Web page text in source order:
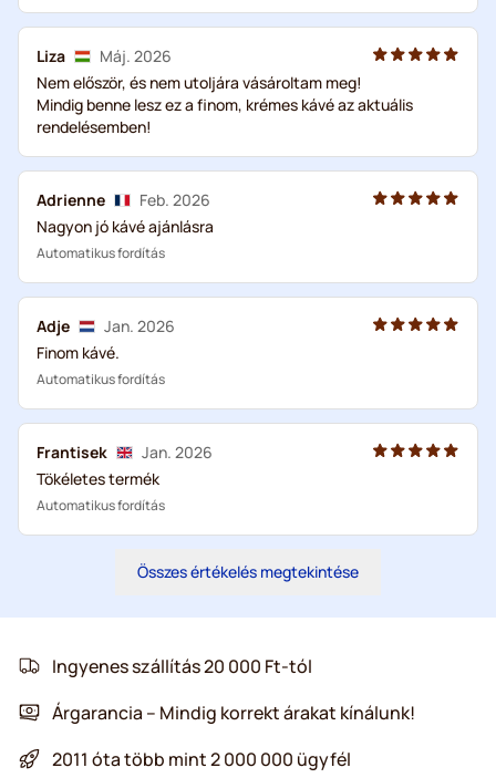
Liza
Máj. 2026
Nem először, és nem utoljára vásároltam meg!
Mindig benne lesz ez a finom, krémes kávé az aktuális
rendelésemben!
Adrienne
Feb. 2026
Nagyon jó kávé ajánlásra
Automatikus fordítás
Adje
Jan. 2026
Finom kávé.
Automatikus fordítás
Frantisek
Jan. 2026
Tökéletes termék
Automatikus fordítás
Összes értékelés megtekintése
Ingyenes szállítás 20 000 Ft-tól
Árgarancia – Mindig korrekt árakat kínálunk!
2011 óta több mint 2 000 000 ügyfél